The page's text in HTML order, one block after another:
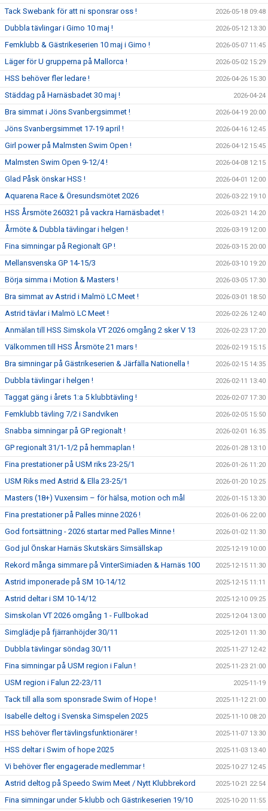
Tack Swebank för att ni sponsrar oss ! 2026-05-18 09:48
Dubbla tävlingar i Gimo 10 maj ! 2026-05-12 13:30
Femklubb & Gästrikeserien 10 maj i Gimo ! 2026-05-07 11:45
Läger för U grupperna på Mallorca ! 2026-05-02 15:29
HSS behöver fler ledare ! 2026-04-26 15:30
Städdag på Harnäsbadet 30 maj ! 2026-04-24
Bra simmat i Jöns Svanbergsimmet ! 2026-04-19 20:00
Jöns Svanbergsimmet 17-19 april ! 2026-04-16 12:45
Girl power på Malmsten Swim Open ! 2026-04-12 15:45
Malmsten Swim Open 9-12/4 ! 2026-04-08 12:15
Glad Påsk önskar HSS ! 2026-04-01 12:00
Aquarena Race & Öresundsmötet 2026 2026-03-22 19:10
HSS Årsmöte 260321 på vackra Harnäsbadet ! 2026-03-21 14:20
Årmöte & Dubbla tävlingar i helgen ! 2026-03-19 12:00
Fina simningar på Regionalt GP ! 2026-03-15 20:00
Mellansvenska GP 14-15/3 2026-03-10 19:20
Börja simma i Motion & Masters ! 2026-03-05 17:30
Bra simmat av Astrid i Malmö LC Meet ! 2026-03-01 18:50
Astrid tävlar i Malmö LC Meet ! 2026-02-26 12:40
Anmälan till HSS Simskola VT 2026 omgång 2 sker V 13 2026-02-23 17:20
Välkommen till HSS Årsmöte 21 mars ! 2026-02-19 15:15
Bra simningar på Gästrikeserien & Järfälla Nationella ! 2026-02-15 14:35
Dubbla tävlingar i helgen ! 2026-02-11 13:40
Taggat gäng i årets 1:a 5 klubbtävling ! 2026-02-07 17:30
Femklubb tävling 7/2 i Sandviken 2026-02-05 15:50
Snabba simningar på GP regionalt ! 2026-02-01 16:35
GP regionalt 31/1-1/2 på hemmaplan ! 2026-01-28 13:10
Fina prestationer på USM riks 23-25/1 2026-01-26 11:20
USM Riks med Astrid & Ella 23-25/1 2026-01-20 10:25
Masters (18+) Vuxensim – för hälsa, motion och mål 2026-01-15 13:30
Fina prestationer på Palles minne 2026 ! 2026-01-06 22:00
God fortsättning - 2026 startar med Palles Minne ! 2026-01-02 11:30
God jul Önskar Harnäs Skutskärs Simsällskap 2025-12-19 10:00
Rekord många simmare på VinterSimiaden & Harnäs 100 2025-12-15 11:30
Astrid imponerade på SM 10-14/12 2025-12-15 11:11
Astrid deltar i SM 10-14/12 2025-12-10 09:25
Simskolan VT 2026 omgång 1 - Fullbokad 2025-12-04 13:00
Simglädje på fjärranhöjder 30/11 2025-12-01 11:30
Dubbla tävlingar söndag 30/11 2025-11-27 12:42
Fina simningar på USM region i Falun ! 2025-11-23 21:00
USM region i Falun 22-23/11 2025-11-19
Tack till alla som sponsrade Swim of Hope ! 2025-11-12 21:00
Isabelle deltog i Svenska Simspelen 2025 2025-11-10 08:20
HSS behöver fler tävlingsfunktionärer ! 2025-11-07 13:30
HSS deltar i Swim of hope 2025 2025-11-03 13:40
Vi behöver fler engagerade medlemmar ! 2025-10-27 12:45
Astrid deltog på Speedo Swim Meet / Nytt Klubbrekord 2025-10-21 22:54
Fina simningar under 5-klubb och Gästrikeserien 19/10 2025-10-20 11:55